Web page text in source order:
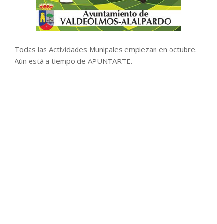
Todas las Actividades Munipales empiezan en octubre.
Aún está a tiempo de APUNTARTE.